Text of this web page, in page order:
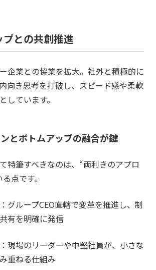
との共創推進
企業との協業を拡大。社外と積極的に
向き思考を打破し、スピード感や柔軟
しています。
とボトムアップの融合が鍵
特筆すべきなのは、“両利きのアプロ
点です。
グループCEO直轄で変革を推進し、制
有を明確に発信
現場のリーダーや中堅社員が、小さな
重ねる仕組み